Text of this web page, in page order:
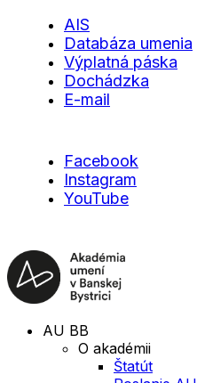
AIS
Databáza umenia
Výplatná páska
Dochádzka
E-mail
Facebook
Instagram
YouTube
AU BB
O akadémii
Štatút